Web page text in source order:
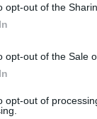
opt-out of the
opt-out of the Sale
opt-out of
,
των
στρατηγικής της
αξία
. Μέσα